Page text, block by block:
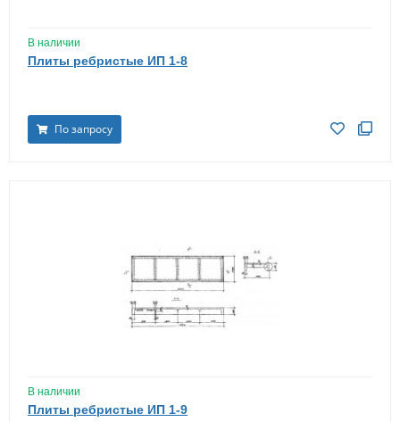
В наличии
Плиты ребристые ИП 1-8
По запросу
В наличии
Плиты ребристые ИП 1-9